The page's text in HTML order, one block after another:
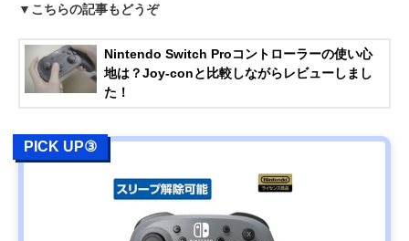
▼こちらの記事もどうぞ
Nintendo Switch Proコントローラーの使い心
地は？Joy-conと比較しながらレビューしまし
た！
PICK UP③